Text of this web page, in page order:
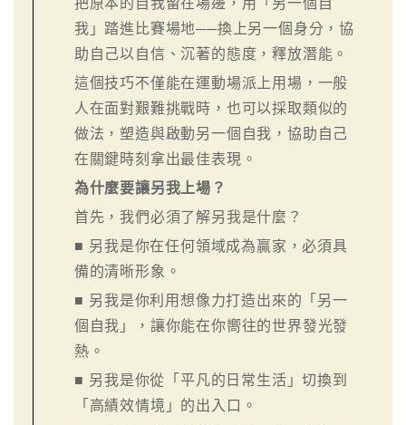
我」踏進比賽場地──換上另一個身分，協
助自己以自信、沉著的態度，釋放潛能。
這個技巧不僅能在運動場派上用場，一般
人在面對艱難挑戰時，也可以採取類似的
做法，塑造與啟動另一個自我，協助自己
在關鍵時刻拿出最佳表現。
為什麼要讓另我上場？
首先，我們必須了解另我是什麼？
■ 另我是你在任何領域成為贏家，必須具
備的清晰形象。
■ 另我是你利用想像力打造出來的「另一
個自我」，讓你能在你嚮往的世界發光發
熱。
■ 另我是你從「平凡的日常生活」切換到
「高績效情境」的出入口。